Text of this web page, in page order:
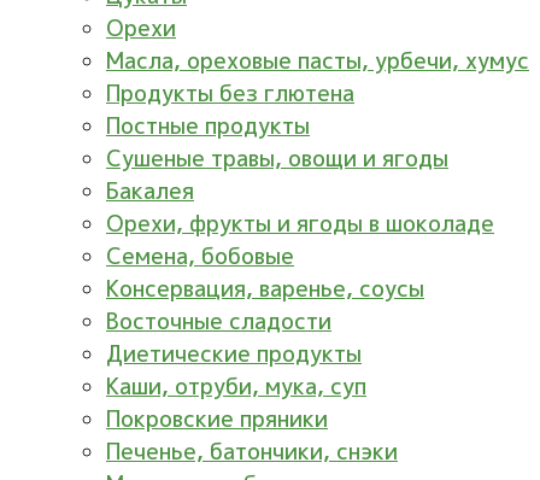
Орехи
Масла, ореховые пасты, урбечи, хумус
Продукты без глютена
Постные продукты
Сушеные травы, овощи и ягоды
Бакалея
Орехи, фрукты и ягоды в шоколаде
Семена, бобовые
Консервация, варенье, соусы
Восточные сладости
Диетические продукты
Каши, отруби, мука, суп
Покровские пряники
Печенье, батончики, снэки